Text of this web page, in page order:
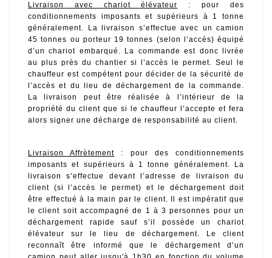
Livraison avec chariot élévateur
: pour des
conditionnements imposants et supérieurs à 1 tonne
généralement. La livraison s’effectue avec un camion
45 tonnes ou porteur 19 tonnes (selon l’accès) équipé
d’un chariot embarqué. La commande est donc livrée
au plus près du chantier si l’accès le permet. Seul le
chauffeur est compétent pour décider de la sécurité de
l’accès et du lieu de déchargement de la commande.
La livraison peut être réalisée à l’intérieur de la
propriété du client que si le chauffeur l’accepte et fera
alors signer une décharge de responsabilité au client.
Livraison Affrètement : pour des conditionnements
imposants et supérieurs à 1 tonne généralement. La
livraison s’effectue devant l’adresse de livraison du
client (si l’accès le permet) et le déchargement doit
être effectué à la main par le client. Il est impératif que
le client soit accompagné de 1 à 3 personnes pour un
déchargement rapide sauf s’il possède un chariot
élévateur sur le lieu de déchargement. Le client
reconnaît être informé que le déchargement d’un